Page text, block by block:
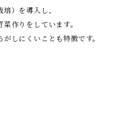
）を導入し、
作りをしています。
しにくいことも特徴です。